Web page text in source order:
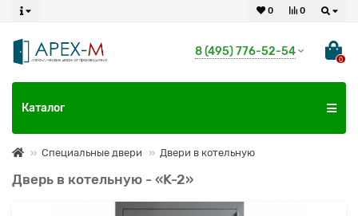
0
0
8 (495) 776-52-54
0
Каталог
Специальные двери Двери в котельную
Дверь в котельную - «K-2»